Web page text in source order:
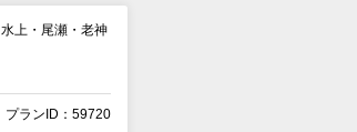
水上・尾瀬・老神
プランID：59720